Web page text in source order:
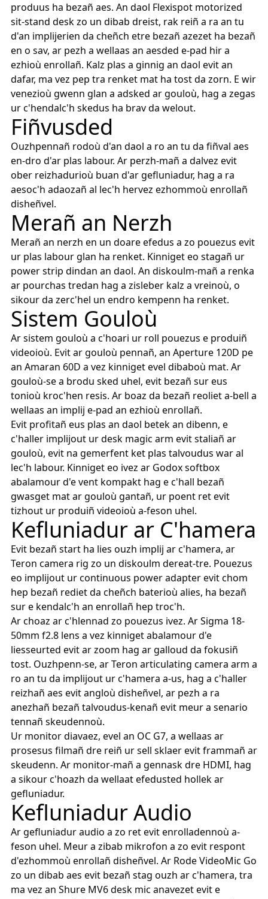
produus ha bezañ aes. An daol Flexispot motorized
sit-stand desk zo un dibab dreist, rak reiñ a ra an tu
d'an implijerien da cheñch etre bezañ azezet ha bezañ
en o sav, ar pezh a wellaas an aesded e-pad hir a
ezhioù enrollañ. Kalz plas a ginnig an daol evit an
dafar, ma vez pep tra renket mat ha tost da zorn. E wir
venezioù gwenn glan a adsked ar gouloù, hag a zegas
ur c'hendalc'h skedus ha brav da welout.
Fiñvusded
Ouzhpennañ rodoù d'an daol a ro an tu da fiñval aes
en-dro d'ar plas labour. Ar perzh-mañ a dalvez evit
ober reizhadurioù buan d'ar gefluniadur, hag a ra
aesoc'h adaozañ al lec'h hervez ezhommoù enrollañ
disheñvel.
Merañ an Nerzh
Merañ an nerzh en un doare efedus a zo pouezus evit
ur plas labour glan ha renket. Kinniget eo stagañ ur
power strip dindan an daol. An diskoulm-mañ a renka
ar pourchas tredan hag a zisleber kalz a vreinoù, o
sikour da zerc'hel un endro kempenn ha renket.
Sistem Gouloù
Ar sistem gouloù a c'hoari ur roll pouezus e produiñ
videoioù. Evit ar gouloù pennañ, an Aperture 120D pe
an Amaran 60D a vez kinniget evel dibaboù mat. Ar
gouloù-se a brodu sked uhel, evit bezañ sur eus
tonioù kroc'hen resis. Ar boaz da bezañ reoliet a-bell a
wellaas an implij e-pad an ezhioù enrollañ.
Evit profitañ eus plas an daol betek an dibenn, e
c'haller implijout ur desk magic arm evit staliañ ar
gouloù, evit na gemerfent ket plas talvoudus war al
lec'h labour. Kinniget eo ivez ar Godox softbox
abalamour d'e vent kompakt hag e c'hall bezañ
gwasget mat ar gouloù gantañ, ur poent ret evit
tizhout ur produiñ videoioù a-feson uhel.
Kefluniadur ar C'hamera
Evit bezañ start ha lies ouzh implij ar c'hamera, ar
Teron camera rig zo un diskoulm dereat-tre. Pouezus
eo implijout ur continuous power adapter evit chom
hep bezañ rediet da cheñch baterioù alies, ha bezañ
sur e kendalc'h an enrollañ hep troc'h.
Ar choaz ar c'hlennad zo pouezus ivez. Ar Sigma 18-
50mm f2.8 lens a vez kinniget abalamour d'e
liesseurted evit ar zoom hag ar galloud da fokusiñ
tost. Ouzhpenn-se, ar Teron articulating camera arm a
ro an tu da implijout ur c'hamera a-us, hag a c'haller
reizhañ aes evit angloù disheñvel, ar pezh a ra
anezhañ bezañ talvoudus-kenañ evit meur a senario
tennañ skeudennoù.
Ur monitor diavaez, evel an OC G7, a wellaas ar
prosesus filmañ dre reiñ ur sell sklaer evit frammañ ar
skeudenn. Ar monitor-mañ a gennask dre HDMI, hag
a sikour c'hoazh da wellaat efedusted hollek ar
gefluniadur.
Kefluniadur Audio
Ar gefluniadur audio a zo ret evit enrolladennoù a-
feson uhel. Meur a zibab mikrofon a zo evit respont
d'ezhommoù enrollañ disheñvel. Ar Rode VideoMic Go
zo un dibab aes evit bezañ stag ouzh ar c'hamera, tra
ma vez an Shure MV6 desk mic anavezet evit e